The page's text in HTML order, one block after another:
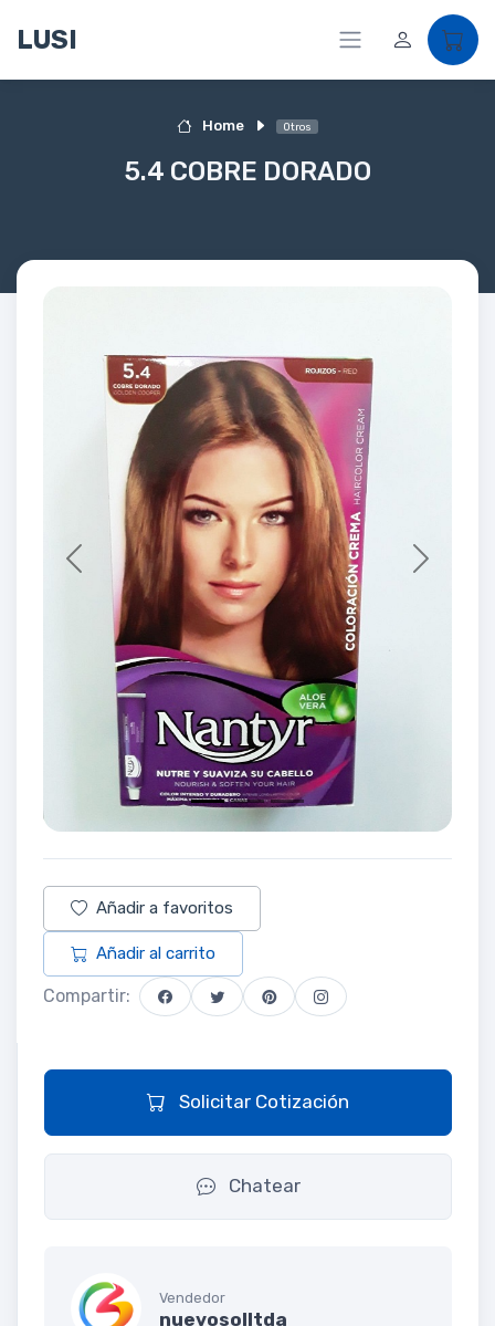
LUSI
Home Otros
5.4 COBRE DORADO
Previous Next
Añadir a favoritos
Añadir al carrito
Compartir:
Solicitar Cotización
Chatear
Vendedor
nuevosolltda